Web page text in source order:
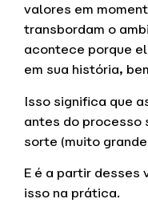
valores em
transbordam o
acontece porque
em sua história,
Isso significa que
antes do processo
sorte (muito
E é a partir desses
isso na prática.